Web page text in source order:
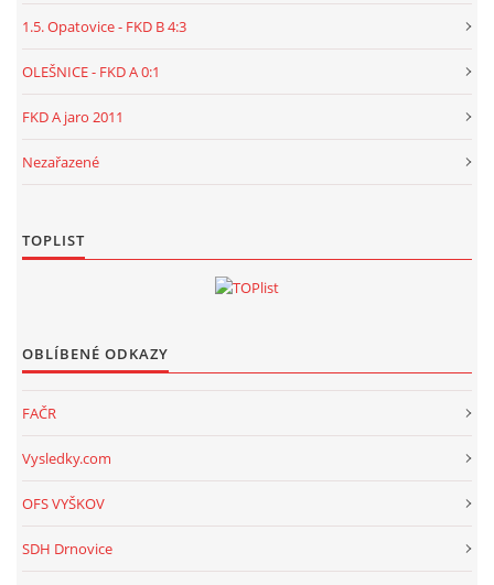
1.5. Opatovice - FKD B 4:3
OLEŠNICE - FKD A 0:1
FKD A jaro 2011
Nezařazené
TOPLIST
OBLÍBENÉ ODKAZY
FAČR
Vysledky.com
OFS VYŠKOV
SDH Drnovice